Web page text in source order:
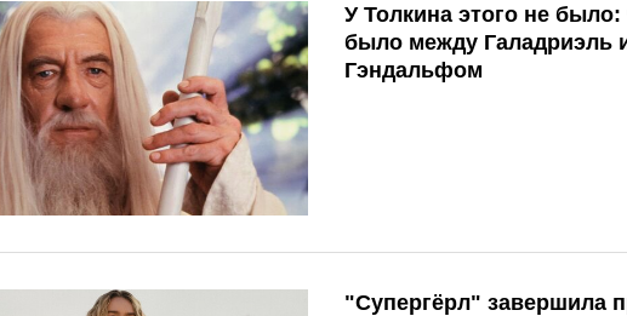
У Толкина этого не было:
было между Галадриэль
Гэндальфом
"Супергёрл" завершила